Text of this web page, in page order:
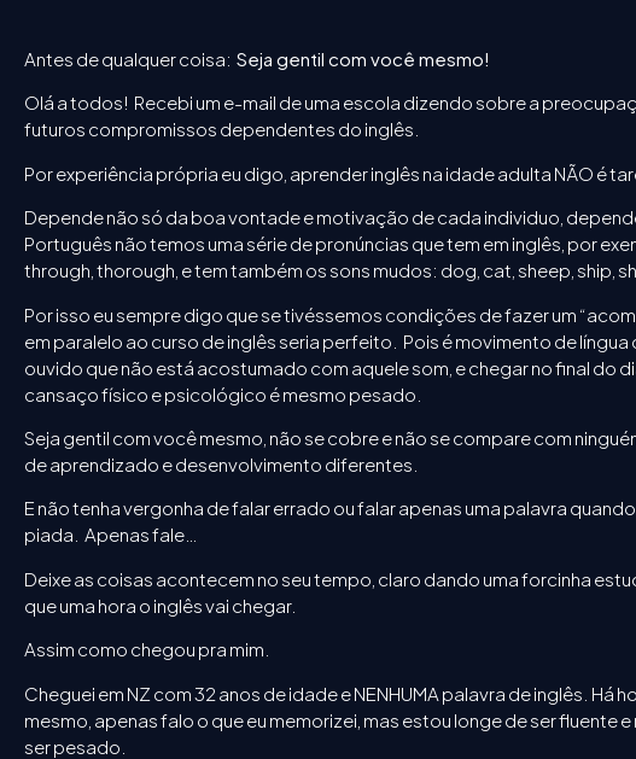
Antes de qualquer coisa: Seja gentil com você mesmo!
Olá a todos! Recebi um e-mail de uma escola dizendo sobre a
futuros compromissos dependentes do inglês.
Por experiência própria eu digo, aprender inglês na idade adulta NÃO é
Depende não só da boa vontade e motivação de cada individuo,
Português não temos uma série de pronúncias que tem em inglês, por
through, thorough, e tem também os sons mudos: dog, cat, sheep, ship,
Por isso eu sempre digo que se tivéssemos condições de fazer um
em paralelo ao curso de inglês seria perfeito. Pois é movimento de
ouvido que não está acostumado com aquele som, e chegar no final do
cansaço físico e psicológico é mesmo pesado.
Seja gentil com você mesmo, não se cobre e não se compare com
de aprendizado e desenvolvimento diferentes.
E não tenha vergonha de falar errado ou falar apenas uma palavra
piada. Apenas fale…
Deixe as coisas acontecem no seu tempo, claro dando uma forcinha
que uma hora o inglês vai chegar.
Assim como chegou pra mim.
Cheguei em NZ com 32 anos de idade e NENHUMA palavra de inglês. Há
mesmo, apenas falo o que eu memorizei, mas estou longe de ser fluente
ser pesado.